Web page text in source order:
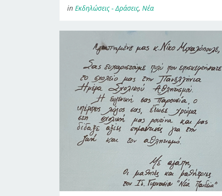
in Εκδηλώσεις - Δράσεις, Νέα